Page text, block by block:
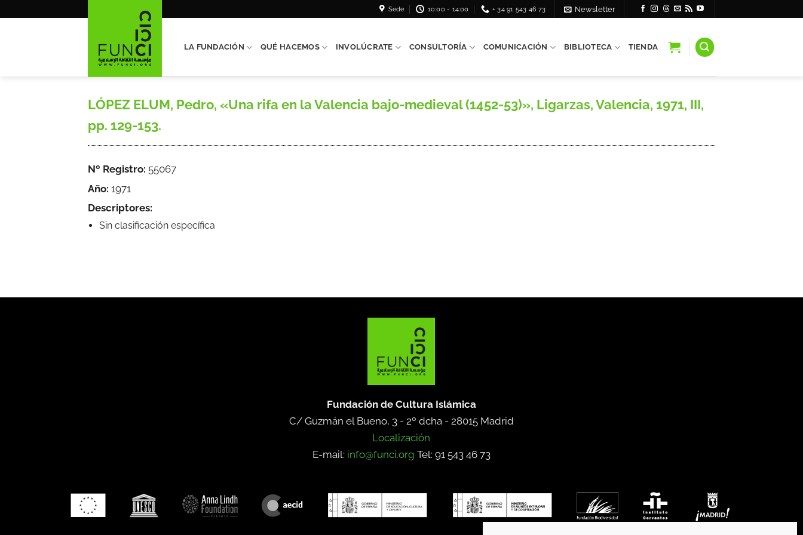
Sede 10:00 - 14:00 + 34 91 543 46 73 Newsletter
LA FUNDACIÓN QUÉ HACEMOS INVOLÚCRATE CONSULTORÍA COMUNICACIÓN BIBLIOTECA TIENDA
LÓPEZ ELUM, Pedro, «Una rifa en la Valencia bajo-medieval (1452-53)», Ligarzas, Valencia, 1971, III,
pp. 129-153.
Nº Registro: 55067
Año: 1971
Descriptores:
Sin clasificación específica
Fundación de Cultura Islámica
C/ Guzmán el Bueno, 3 - 2º dcha - 28015 Madrid
Localización
E-mail: info@funci.org Tel: 91 543 46 73